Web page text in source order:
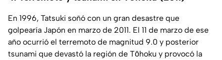
En 1996, Tatsuki soñó con un gran desastre que
golpearía Japón en marzo de 2011. El 11 de marzo de ese
año ocurrió el terremoto de magnitud 9.0 y posterior
tsunami que devastó la región de Tōhoku y provocó la